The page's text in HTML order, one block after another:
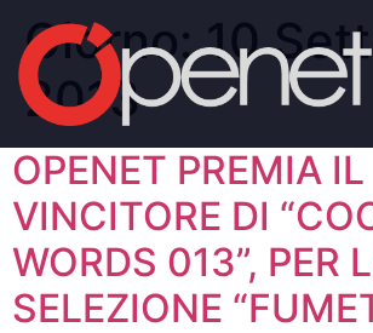
Giorno:10
2013
OPENET PREMIA IL
VINCITORE DI
WORDS 013”, PER
SELEZIONE